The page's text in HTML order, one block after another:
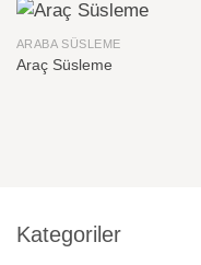
ARABA SÜSLEME
Araç Süsleme
Kategoriler